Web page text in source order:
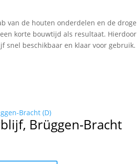
van de houten onderdelen en de droge
korte bouwtijd als resultaat. Hierdoor
snel beschikbaar en klaar voor gebruik.
Brüggen-Bracht